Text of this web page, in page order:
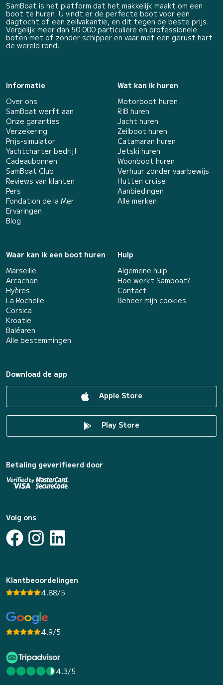
SamBoat is het platform dat het makkelijk maakt om een
boot te huren. U vindt er de perfecte boot voor een
dagtocht of een zeilvakantie, en dit tegen de beste prijs.
Vergelijk meer dan 50 000 particuliere en professionele
boten met of zonder schipper en vaar met een gerust hart
de wereld rond.
Informatie
Over ons
SamBoat werft aan
Onze garanties
Verzekering
Prijs-simulator
Yachtcharter bedrijf
Cadeaubonnen
SamBoat Club
Reviews van klanten
Pers
Fondation de la Mer
Ervaringen
Blog
Wat kan ik huren
Motorboot huren
RIB huren
Jacht huren
Zeilboot huren
Catamaran huren
Jetski huren
Woonboot huren
Verhuur zonder vaarbewijs
Hutten cruise
Aanbiedingen
Alle merken
Waar kan ik een boot huren
Marseille
Arcachon
Hyères
La Rochelle
Corsica
Kroatië
Baléaren
Alle bestemmingen
Hulp
Algemene hulp
Hoe werkt Samboat?
Contact
Beheer mijn cookies
Download de app
Apple Store
Play Store
Betaling geverifieerd door
Volg ons
Klantbeoordelingen
4.88/5
4.9/5
4.3/5